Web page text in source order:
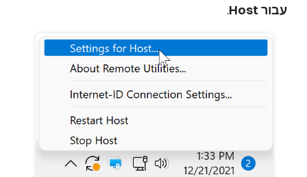
עבור Host
.